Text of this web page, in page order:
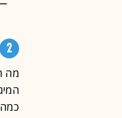
2
מה